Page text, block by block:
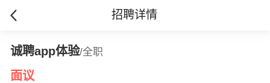
招聘详情
诚聘app体验/全职
面议